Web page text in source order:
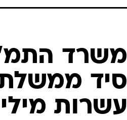
משרד
סיד
עשרות